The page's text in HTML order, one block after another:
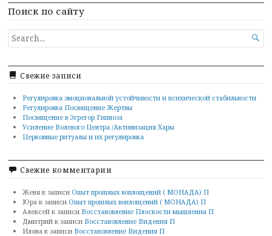
Поиск по сайту
SEARCH
FOR...

Свежие записи
Регулировка эмоциональной устойчивости и психической стабильности
Регулировка Посвящение Жертвы
Посвящение в Эгрегор Гипноза
Усиление Волевого Центра /Активизация Хары
Церковные ритуалы и их регулировка
Свежие комментарии
Женя к записи Опыт прошлых воплощений ( МОНАДА) П
Юра к записи Опыт прошлых воплощений ( МОНАДА) П
Алексей к записи Восстановление Плоскости мышления П
Дмитрий к записи Восстановление Видения П
Илона к записи Восстановление Видения П